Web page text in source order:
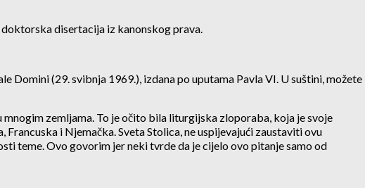
disertacija iz kanonskog prava.
(29. svibnja 1969.), izdana po uputama Pavla VI. U suštini, možete
zemljama. To je očito bila liturgijska zloporaba, koja je svoje
i Njemačka. Sveta Stolica, ne uspijevajući zaustaviti ovu
teme. Ovo govorim jer neki tvrde da je cijelo ovo pitanje samo od